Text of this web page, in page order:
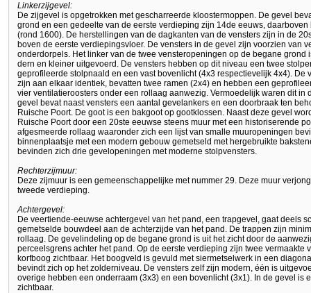
Linkerzijgevel:
De zijgevel is opgetrokken met gescharreerde kloostermoppen. De gevel
grond en een gedeelte van de eerste verdieping zijn 14de eeuws,
(rond 1600). De herstellingen van de dagkanten van de vensters zijn in de
boven de eerste verdiepingsvloer. De vensters in de gevel zijn voorzien van
onderdorpels. Het linker van de twee vensteropeningen op de begane grond
dern en kleiner uitgevoerd. De vensters hebben op dit niveau een twee
geprofileerde stolpnaald en een vast bovenlicht (4x3 respectievelijk 4x4). De
zijn aan elkaar identiek, bevatten twee ramen (2x4) en hebben een
vier ventilatieroosters onder een rollaag aanwezig. Vermoedelijk waren dit
gevel bevat naast vensters een aantal gevelankers en een doorbraak ten
Ruische Poort. De goot is een bakgoot op gootklossen. Naast deze gevel
Ruische Poort door een 20ste eeuwse steens muur met een historiserende
afgesmeerde rollaag waaronder zich een lijst van smalle muuropeningen
binnenplaatsje met een modern gebouw gemetseld met hergebruikte
bevinden zich drie gevelopeningen met moderne stolpvensters.
Rechterzijmuur:
Deze zijmuur is een gemeenschappelijke met nummer 29. Deze muur
tweede verdieping.
Achtergevel:
De veertiende-eeuwse achtergevel van het pand, een trapgevel, gaat deels
gemetselde bouwdeel aan de achterzijde van het pand. De trappen zijn
rollaag. De gevelindeling op de begane grond is uit het zicht door de
perceelsgrens achter het pand. Op de eerste verdieping zijn twee vermaakte
korfboog zichtbaar. Het boogveld is gevuld met siermetselwerk in een
bevindt zich op het zolderniveau. De vensters zelf zijn modern, één is
overige hebben een onderraam (3x3) en een bovenlicht (3x1). In de gevel is
zichtbaar.